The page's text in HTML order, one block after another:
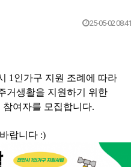
25-05-02 08:41
1인가구 지원 조례에 따라
거생활을 지원하기 위한
참여자를 모집합니다.
랍니다 :)